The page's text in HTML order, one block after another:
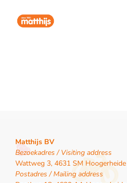
inhoud
Matthijs BV
Bezoekadres / Visiting address
Wattweg 3, 4631 SM Hoogerheide
Postadres / Mailing address